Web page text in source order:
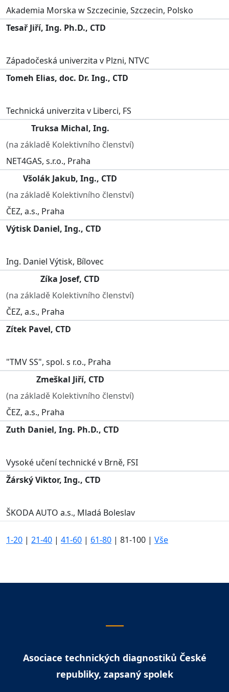
Akademia Morska w Szczecinie, Szczecin, Polsko
Tesař Jiří, Ing. Ph.D., CTD
Západočeská univerzita v Plzni, NTVC
Tomeh Elias, doc. Dr. Ing., CTD
Technická univerzita v Liberci, FS
Truksa Michal, Ing.
(na základě Kolektivního členství)
NET4GAS, s.r.o., Praha
Všolák Jakub, Ing., CTD
(na základě Kolektivního členství)
ČEZ, a.s., Praha
Výtisk Daniel, Ing., CTD
Ing. Daniel Výtisk, Bílovec
Zíka Josef, CTD
(na základě Kolektivního členství)
ČEZ, a.s., Praha
Zítek Pavel, CTD
"TMV SS", spol. s r.o., Praha
Zmeškal Jiří, CTD
(na základě Kolektivního členství)
ČEZ, a.s., Praha
Zuth Daniel, Ing. Ph.D., CTD
Vysoké učení technické v Brně, FSI
Žárský Viktor, Ing., CTD
ŠKODA AUTO a.s., Mladá Boleslav
1-20 | 21-40 | 41-60 | 61-80 | 81-100 | Vše
Asociace technických diagnostiků České
republiky, zapsaný spolek